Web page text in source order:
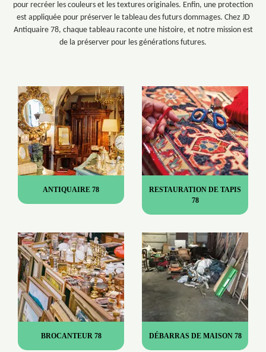
pour recréer les couleurs et les textures originales. Enfin, une protection
est appliquée pour préserver le tableau des futurs dommages. Chez JD
Antiquaire 78, chaque tableau raconte une histoire, et notre mission est
de la préserver pour les générations futures.
ANTIQUAIRE 78
RESTAURATION DE TAPIS
78
BROCANTEUR 78 DÉBARRAS DE MAISON 78